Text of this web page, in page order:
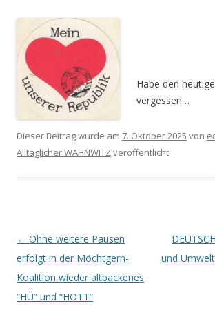
Habe den
vergessen…
Dieser Beitrag wurde am 7. Oktober 2025 von
Alltäglicher WAHNWITZveröffentlicht.
Beitrags-
Navigation
← Ohne weitere Pausen
erfolgt in der Möchtgern-
Koalition wieder altbackenes
“HÜ” und “HOTT”
und